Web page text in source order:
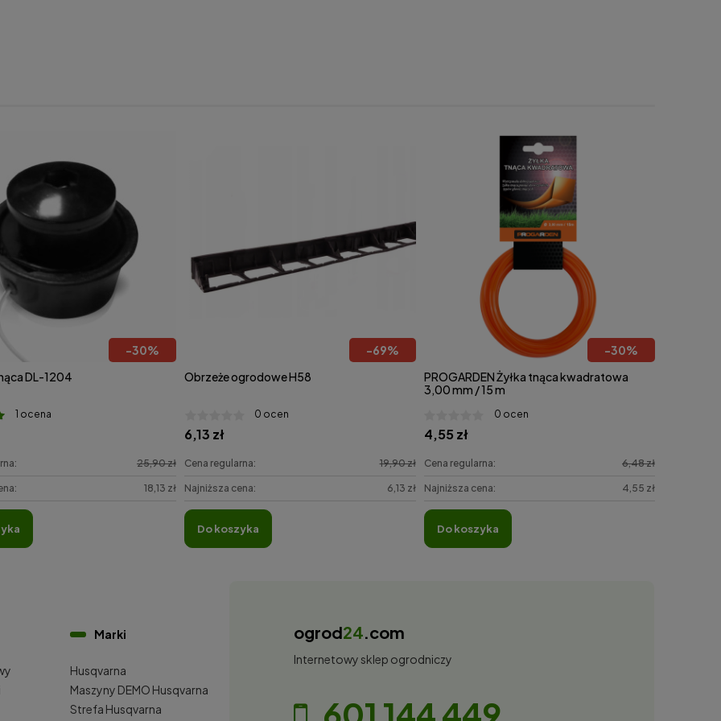
-30%
DL-1204
1 ocena
25,90 zł
18,13 zł
-69%
Obrzeże ogrodowe H58
0 ocen
6,13 zł
Cena regularna: 19,90 zł
Najniższa cena: 6,13 zł
do koszyka
-30%
PROGARDEN Żyłka tnąca kwadratowa
3,00 mm / 15 m
0 ocen
4,55 zł
Cena regularna: 6,48 zł
Najniższa cena: 4,55 zł
do koszyka
ogrod24.com
Internetowy sklep ogrodniczy
Marki
Husqvarna
Maszyny DEMO Husqvarna
Strefa Husqvarna